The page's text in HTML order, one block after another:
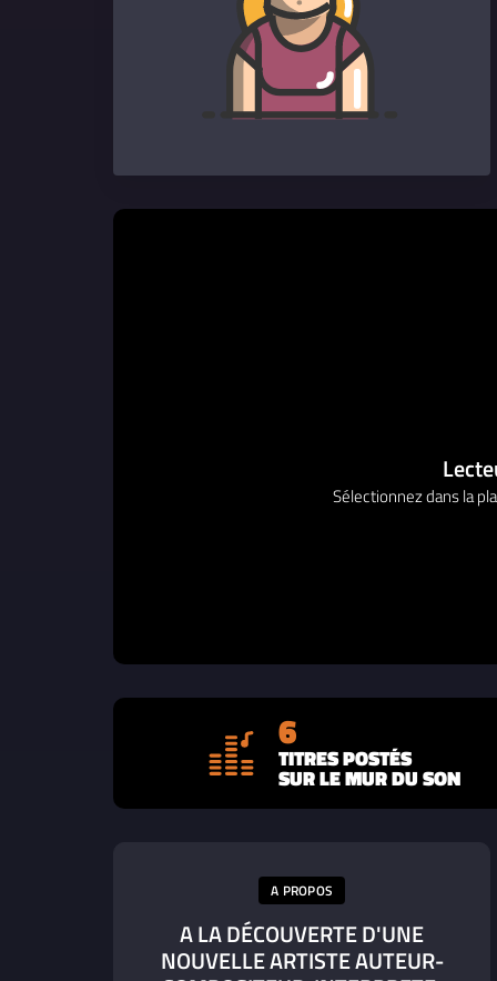
Sélectionnez dans la
6
TITRES POSTÉS
SUR LE MUR DU SON
A PROPOS
A LA DÉCOUVERTE D'UNE
NOUVELLE ARTISTE AUTEUR-